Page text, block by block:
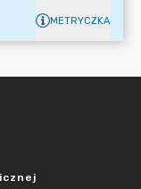
METRYCZKA